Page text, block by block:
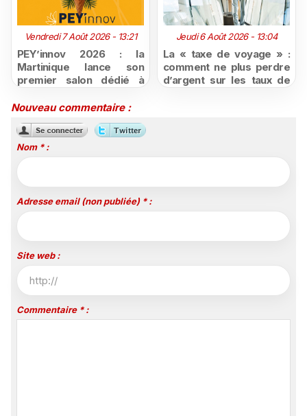
Vendredi 7 Août 2026 - 13:21
PEY’innov 2026 : la
Martinique lance son
premier salon dédié à
agroalimentaire
Jeudi 6 Août 2026 - 13:04
La « taxe de voyage » :
comment ne plus perdre
d’argent sur les taux de
Nouveau commentaire :
Nom * :
Adresse email (non publiée) * :
Site web :
Commentaire * :